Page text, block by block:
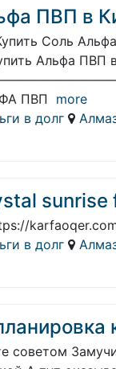
ПВП в
Соль
Альфа ПВП
ПВП
more
в долг
sunrise
в долг
советом